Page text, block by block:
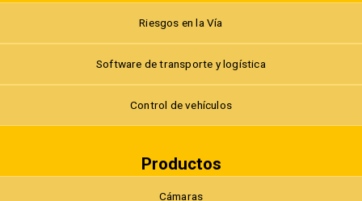
Riesgos en la Vía
Software de transporte y logística
Control de vehículos
Productos
Cámaras